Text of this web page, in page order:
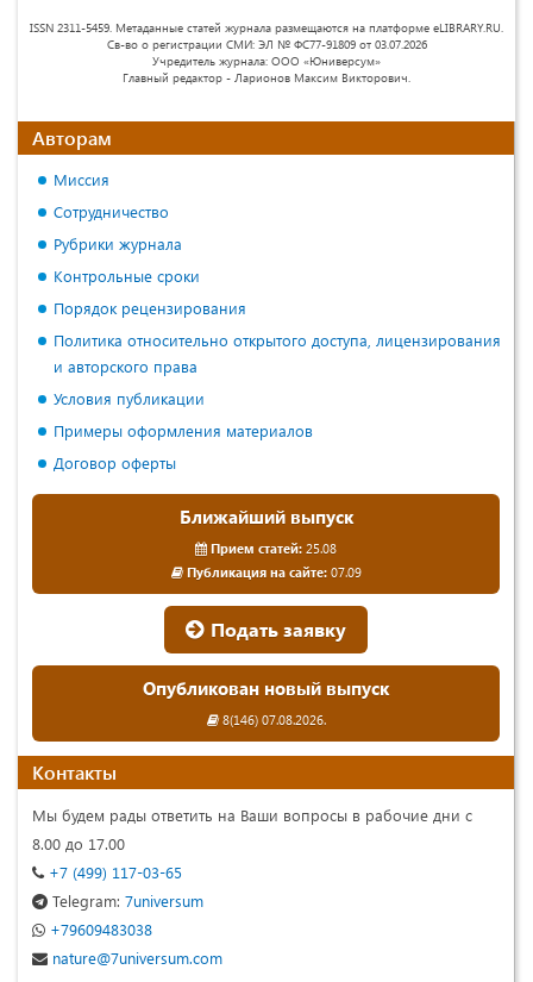
ISSN 2311-5459. Метаданные статей журнала размещаются на платформе eLIBRARY.RU.
Св-во о регистрации СМИ: ЭЛ № ФС77-91809 от 03.07.2026
Учредитель журнала: ООО «Юниверсум»
Главный редактор - Ларионов Максим Викторович.
Авторам
Миссия
Сотрудничество
Рубрики журнала
Контрольные сроки
Порядок рецензирования
Политика относительно открытого доступа, лицензирования
и авторского права
Условия публикации
Примеры оформления материалов
Договор оферты
Ближайший выпуск
Прием статей: 25.08
Публикация на сайте:07.09
Подать заявку
Опубликован новый выпуск
8(146) 07.08.2026.
Контакты
Мы будем рады ответить на Ваши вопросы в рабочие дни с
8.00 до 17.00
+7 (499) 117-03-65
Telegram: 7universum
+79609483038
nature@7universum.com